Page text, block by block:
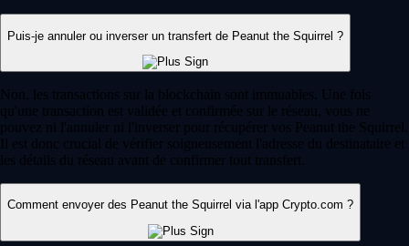
Puis-je annuler ou inverser un transfert de Peanut the Squirrel ?
Non, les transactions sur la blockchain sont immuables. Une fois
qu'une transaction est validée et confirmée sur le réseau, vous ne
pouvez ni l'annuler ni l'inverser pour récupérer vos Peanut the Squirrel.
Il est donc crucial de vérifier soigneusement l'adresse du destinataire et
les détails du réseau avant de confirmer tout transfert.
Comment envoyer des Peanut the Squirrel via l'app Crypto.com ?